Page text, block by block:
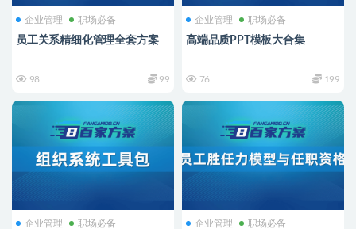
企业管理 职场必备
员工关系精细化管理全套方案
98 99
企业管理 职场必备
高端品质PPT模板大合集
76 199
企业管理 职场必备 企业管理 职场必备